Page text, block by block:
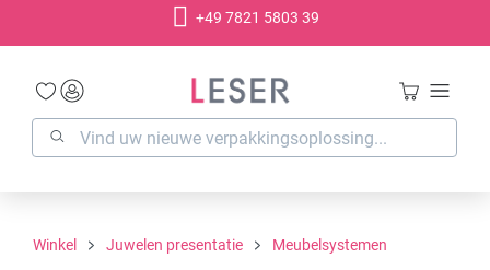
+49 7821 5803 39
Winkel Juwelen presentatie Meubelsystemen